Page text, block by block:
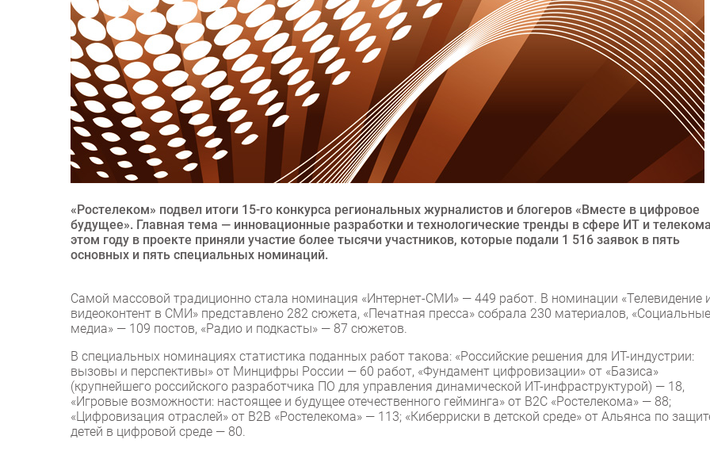
«Ростелеком» подвел итоги 15-го конкурса региональных журналистов и блогеров «Вместе в цифровое
будущее». Главная тема — инновационные разработки и технологические тренды в сфере ИТ и
этом году в проекте приняли участие более тысячи участников, которые подали 1 516 заявок в пять
основных и пять специальных номинаций.
Самой массовой традиционно стала номинация «Интернет-СМИ» — 449 работ. В номинации «Телевидение
видеоконтент в СМИ» представлено 282 сюжета, «Печатная пресса» собрала 230 материалов, «Социальные
медиа» — 109 постов, «Радио и подкасты» — 87 сюжетов.
В специальных номинациях статистика поданных работ такова: «Российские решения для ИТ-индустрии:
вызовы и перспективы» от Минцифры России — 60 работ, «Фундамент цифровизации» от «Базиса»
(крупнейшего российского разработчика ПО для управления динамической ИТ-инфраструктурой) — 18,
«Игровые возможности: настоящее и будущее отечественного гейминга» от В2С «Ростелекома» — 88;
«Цифровизация отраслей» от В2В «Ростелекома» — 113; «Киберриски в детской среде» от Альянса по
детей в цифровой среде — 80.